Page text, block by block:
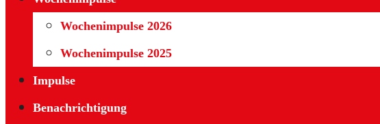
Wochenimpulse 2026
Wochenimpulse 2025
Impulse
Benachrichtigung